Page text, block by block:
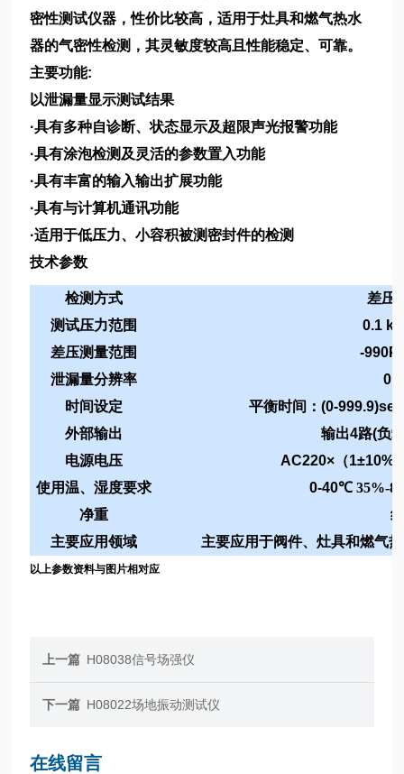
密性测试仪器，性价比较高，适用于灶具和燃气热水
器的气密性检测，其灵敏度较高且性能稳定、可靠。
主要功能:
以泄漏量显示测试结果
·具有多种自诊断、状态显示及超限声光报警功能
·具有涂泡检测及灵活的参数置入功能
·具有丰富的输入输出扩展功能
·具有与计算机通讯功能
·适用于低压力、小容积被测密封件的检测
技术参数
检测方式
差压
测试压力范围
0.1
差压测量范围
-
泄漏量分辨率
时间设定
平衡时间： (0-
外部输出
输出4路(负
电源电压
AC220×（1±10%
使用温、湿度要求
0-40℃35%-
净重
主要应用领域
主要应用于阀件、灶具和燃气
以上参数资料与图片相对应
上一篇 H08038信号场强仪
下一篇 H08022场地振动测试仪
在线留言